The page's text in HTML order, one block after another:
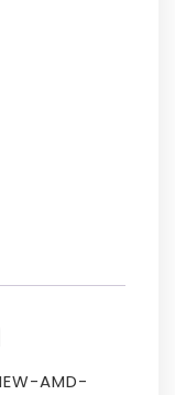
AMD-